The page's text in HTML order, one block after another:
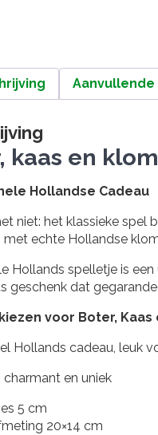
kaas en
Hollandse Cadeau
niet: het klassieke spel
met echte Hollandse
Hollands spelletje is
geschenk dat
voor Boter, Kaas
Hollands cadeau, leuk
charmant en uniek
5 cm
20×14 cm